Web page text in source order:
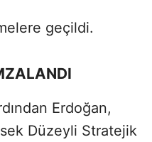
geçildi.
Erdoğan,
Düzeyli Stratejik